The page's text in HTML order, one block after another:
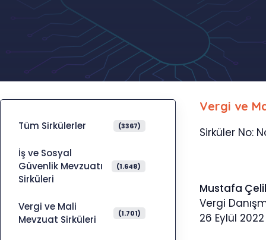
Vergi ve
Sirküler No:
Mustafa
Vergi
26 Eylül 2022
Tüm Sirkülerler (3367)
İş ve Sosyal
Güvenlik Mevzuatı
Sirküleri
(1.648)
Vergi ve Mali
Mevzuat Sirküleri
(1.701)